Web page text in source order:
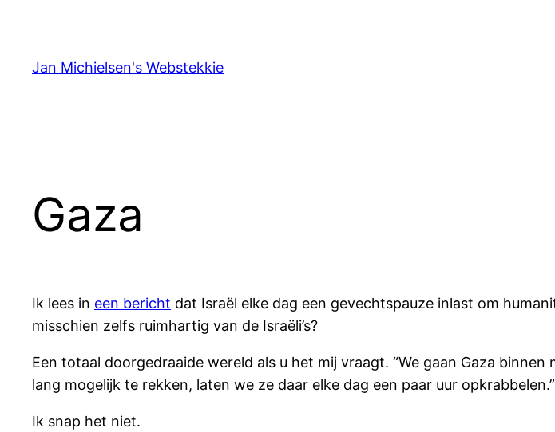
Jan Michielsen's Webstekkie
Gaza
Ik lees in een bericht dat Israël elke dag een gevechtspauze inlast om
misschien zelfs ruimhartig van de Israëli’s?
Een totaal doorgedraaide wereld als u het mij vraagt. “We gaan Gaza
lang mogelijk te rekken, laten we ze daar elke dag een paar uur
Ik snap het niet.